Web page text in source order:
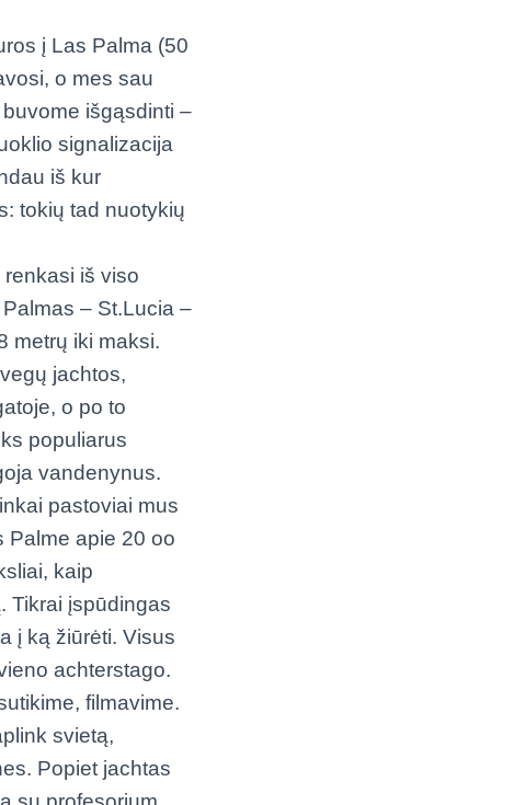
į Las Palma (50
o mes sau
išgąsdinti –
signalizacija
iš kur
tokių tad nuotykių
iš viso
– St.Lucia –
metrų iki maksi.
jachtos,
o po to
populiarus
vandenynus.
pastoviai mus
Palme apie 20 oo
kaip
Tikrai įspūdingas
į ką žiūrėti. Visus
achterstago.
filmavime.
svietą,
Popiet jachtas